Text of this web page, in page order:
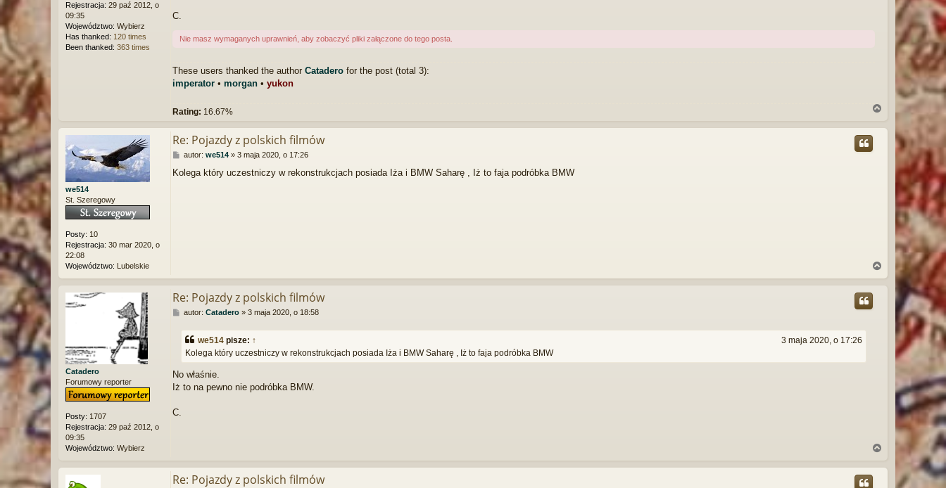
Rejestracja: 29 paź 2012, o
09:35
Województwo: Wybierz
Has thanked: 120 times
Been thanked: 363 times
C.
Nie masz wymaganych uprawnień, aby zobaczyć pliki załączone do tego posta.
These users thanked the author Catadero for the post (total 3):
imperator • morgan • yukon
Rating: 16.67%
g
we514
St. Szeregowy
Posty: 10
Rejestracja: 30 mar 2020, o
22:08
Województwo: Lubelskie
Re: Pojazdy z polskich filmów
P
s
autor: we514» 3 maja 2020, o 17:26
Kolega który uczestniczy w rekonstrukcjach posiada Iża i BMW Saharę , Iż to faja podróbka BMW
a
g
Catadero
Forumowy reporter
Posty: 1707
Rejestracja: 29 paź 2012, o
09:35
Województwo: Wybierz
Re: Pojazdy z polskich filmów
P
s
autor: Catadero» 3 maja 2020, o 18:58
we514 pisze: ↑
3 maja 2020, o 17:26
Kolega który uczestniczy w rekonstrukcjach posiada Iża i BMW Saharę , Iż to faja podróbka BMW
No właśnie.
Iż to na pewno nie podróbka BMW.
C.
g
Re: Pojazdy z polskich filmów